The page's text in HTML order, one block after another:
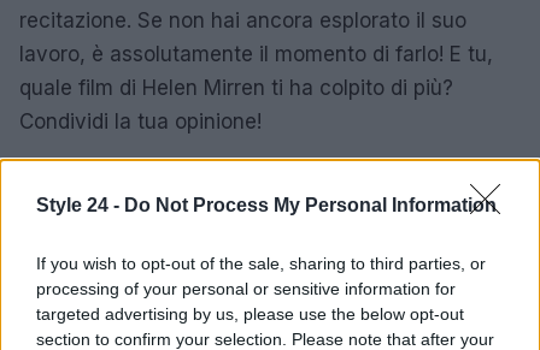
Style 24 - Do Not Process My Personal Information
If you wish to opt-out of the sale, sharing to third parties, or
processing of your personal or sensitive information for
targeted advertising by us, please use the below opt-out
section to confirm your selection. Please note that after your
recitazione. Se non hai ancora esplorato il suo
lavoro, è assolutamente il momento di farlo! E tu,
quale film di Helen Mirren ti ha colpito di più?
Condividi la tua opinione!